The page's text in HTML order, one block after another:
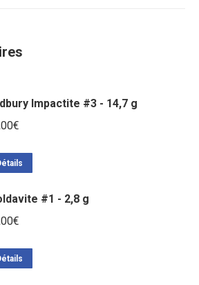
Impactite #3 - 14,7 g
€
#1 - 2,8 g
€